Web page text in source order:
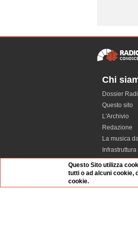
Chi
Dossier
Questo sito
L'Archivio
Redazione
La musica
Contattaci
Dati societari
Questo Sito utilizza
tutti o ad alcuni cookie,
cookie.